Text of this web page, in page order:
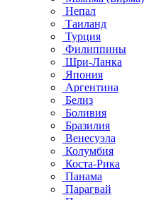
Непал
Таиланд
Турция
Филиппины
Шри-Ланка
Япония
Аргентина
Белиз
Боливия
Бразилия
Венесуэла
Колумбия
Коста-Рика
Панама
Парагвай